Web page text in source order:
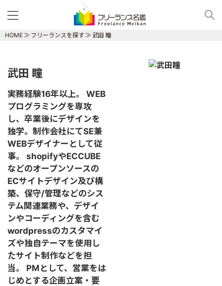
HOME フリーランスを探す 武田 瞳
武田 瞳
実務経験16年以上。 WEB
プログラミングを専攻
し、卒業後にデザインを
独学。制作会社にてSE兼
WEBデザイナーとして従
事。 shopifyやECCUBE
などのオープンソースの
ECサイトデザイン及び構
築、保守/管理などのシス
テム関連業務や、デザイ
ンやコーディングを含む
wordpressのカスタマイ
ズや独自テーマを使用し
たサイト制作などを担
当。 PMとして、営業をは
じめとする企画立案・要